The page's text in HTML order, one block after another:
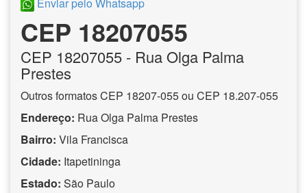
CEP 18207055
CEP 18207055 - Rua Olga Palma
Prestes
Outros formatos CEP 18207-055 ou CEP 18.207-055
Endereço: Rua Olga Palma Prestes
Bairro: Vila Francisca
Cidade: Itapetininga
Estado: São Paulo